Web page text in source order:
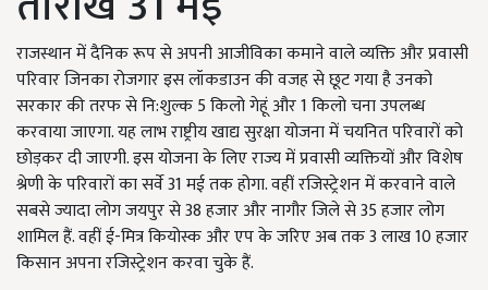
राजस्थान में दैनिक रूप से अपनी आजीविका कमाने वाले व्यक्ति और प्रवासी
परिवार जिनका रोजगार इस लॉकडाउन की वजह से छूट गया है उनको
सरकार की तरफ से नि:शुल्क 5 किलो गेहूं और 1 किलो चना उपलब्ध
करवाया जाएगा. यह लाभ राष्ट्रीय खाद्य सुरक्षा योजना में चयनित परिवारों को
छोड़कर दी जाएगी. इस योजना के लिए राज्य में प्रवासी व्यक्तियों और विशेष
श्रेणी के परिवारों का सर्वे 31 मई तक होगा. वहीं रजिस्ट्रेशन में करवाने वाले
सबसे ज्यादा लोग जयपुर से 38 हजार और नागौर जिले से 35 हजार लोग
शामिल हैं. वहीं ई-मित्र कियोस्क और एप के जरिए अब तक 3 लाख 10 हजार
किसान अपना रजिस्ट्रेशन करवा चुके हैं.